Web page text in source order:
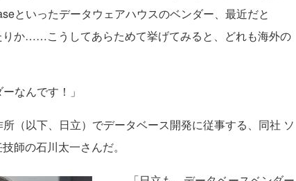
といったデータウェアハウスのベンダー、最近だと
か……こうしてあらためて挙げてみると、どれも海外の
なんです！」
（以下、日立）でデータベース開発に従事する、同社 ソ
師の石川太一さんだ。